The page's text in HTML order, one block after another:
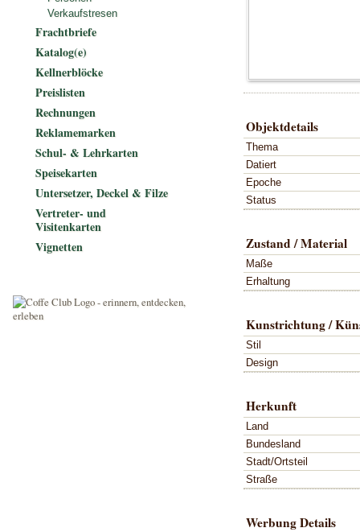
Objektdetails
Thema
Datiert
Epoche
Status
Zustand / Material
Maße
Erhaltung
Kunstrichtung /
Stil
Design
Herkunft
Land
Bundesland
Stadt/Ortsteil
Straße
Werbung Details
Verkaufstresen
Frachtbriefe
Katalog(e)
Kellnerblöcke
Preislisten
Rechnungen
Reklamemarken
Schul- & Lehrkarten
Speisekarten
Untersetzer, Deckel & Filze
Vertreter- und
Visitenkarten
Vignetten